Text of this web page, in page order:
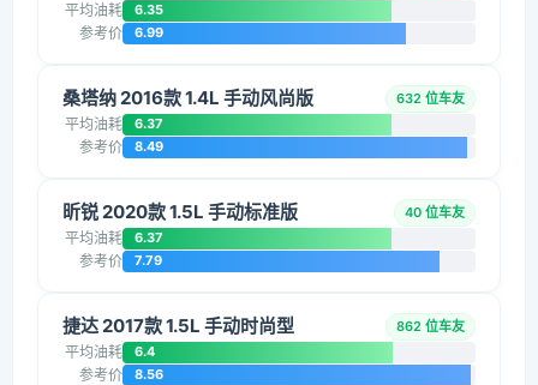
平均油耗 6.35
参考价 6.99
桑塔纳 2016款 1.4L 手动风尚版 632 位车友
平均油耗 6.37
参考价 8.49
昕锐 2020款 1.5L 手动标准版 40 位车友
平均油耗 6.37
参考价 7.79
捷达 2017款 1.5L 手动时尚型 862 位车友
平均油耗 6.4
参考价 8.56